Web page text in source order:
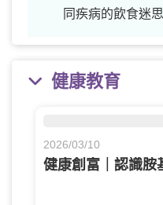
同疾病的飲食迷思
健康教育
2026/03/10
健康創富｜認識胺